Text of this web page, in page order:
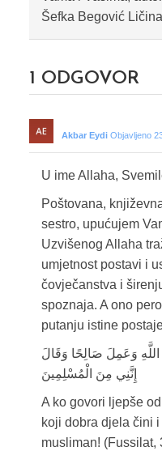
Šefka Begović Ličina
1 ODGOVOR
Akbar Eydi Objavljeno
U ime Allaha,
Poštovana,
sestro, upućujem
Uzvišenog Allaha
umjetnost postavi i
čovječanstva i
spoznaja. A ono
putanju istine
وَعَمِلَ صَالِحًا وَقَالَ
إِنَّنِي مِنَ الْمُسْلِمِينَ
A ko govori ljepše
koji dobra djela čini
musliman! (Fussilat,